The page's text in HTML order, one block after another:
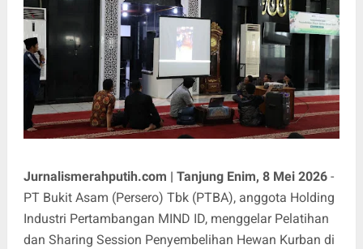
Jurnalismerahputih.com | Tanjung Enim, 8 Mei 2026-
PT Bukit Asam (Persero) Tbk (PTBA), anggota Holding
Industri Pertambangan MIND ID, menggelar Pelatihan
dan Sharing Session Penyembelihan Hewan Kurban di